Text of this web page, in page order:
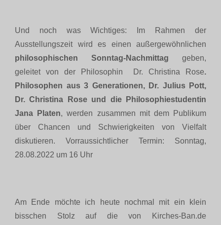
Und noch was Wichtiges: Im Rahmen der
Ausstellungszeit wird es einen außergewöhnlichen
philosophischen Sonntag-Nachmittag geben,
geleitet von der Philosophin Dr. Christina Rose.
Philosophen aus 3 Generationen, Dr. Julius Pott,
Dr. Christina Rose und die Philosophiestudentin
Jana Platen, werden zusammen mit dem Publikum
über Chancen und Schwierigkeiten von Vielfalt
diskutieren. Vorraussichtlicher Termin: Sonntag,
28.08.2022 um 16 Uhr
Am Ende möchte ich heute nochmal mit ein klein
bisschen Stolz auf die von Kirches-Ban.de